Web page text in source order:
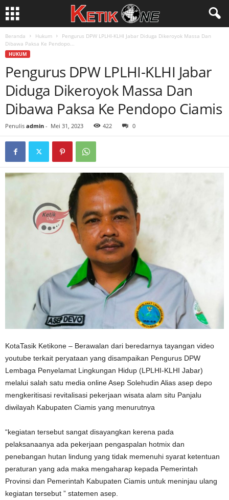
Beranda Hukum
Pengurus DPW LPLHI-KLHI Jabar Diduga Dikeroyok Massa Dan
Dibawa Paksa Ke Pendopo...
HUKUM
Pengurus DPW LPLHI-KLHI Jabar
Diduga Dikeroyok Massa Dan
Dibawa Paksa Ke Pendopo Ciamis
Penulis admin - Mei 31, 2023 422 0
KotaTasik Ketikone – Berawalan dari beredarnya tayangan video
youtube terkait peryataan yang disampaikan Pengurus DPW
Lembaga Penyelamat Lingkungan Hidup (LPLHI-KLHI Jabar)
melalui salah satu media online Asep Solehudin Alias asep depo
mengkeritisasi revitalisasi pekerjaan wisata alam situ Panjalu
diwilayah Kabupaten Ciamis yang menurutnya
“kegiatan tersebut sangat disayangkan kerena pada
pelaksanaanya ada pekerjaan pengaspalan hotmix dan
penebangan hutan lindung yang tidak memenuhi syarat ketentuan
peraturan yang ada maka mengaharap kepada Pemerintah
Provinsi dan Pemerintah Kabupaten Ciamis untuk meninjau ulang
kegiatan tersebut ” statemen asep.